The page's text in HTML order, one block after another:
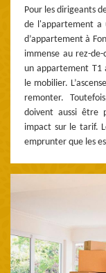
Pour les dirigeants
de l'appartement a
d’appartement à
immense au rez-
un appartement T1
le mobilier.
remonter.
doivent aussi être
impact sur le tarif.
emprunter que les